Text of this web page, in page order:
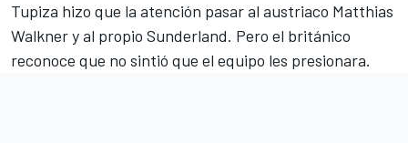
Tupiza hizo que la atención pasar al austriaco Matthias
Walkner y al propio Sunderland. Pero el británico
reconoce que no sintió que el equipo les presionara.